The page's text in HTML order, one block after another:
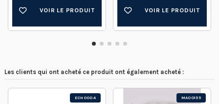
VOIR LE PRODUIT VOIR LE PRODUIT
Les clients qui ont acheté ce produit ont également acheté :
ECH0004 MA00155